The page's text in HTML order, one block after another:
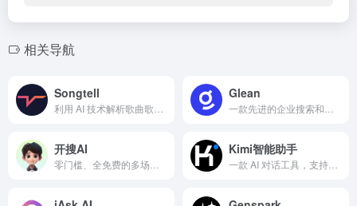
相关导航
Songtell Glean
开搜AI Kimi智能助手